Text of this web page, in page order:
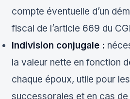
compte éventuelle d’un
fiscal de l’article 669 du
Indivision conjugale :
la valeur nette en fonction
chaque époux, utile pour
successorales et en cas